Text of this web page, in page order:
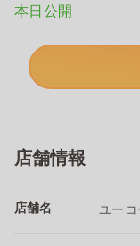
本日公開
店舗情報
店舗名 ユー